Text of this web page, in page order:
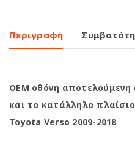
Περιγραφή
OEM οθόνη
και το κατάλληλο πλαίσιο
Toyota Verso 2009-2018